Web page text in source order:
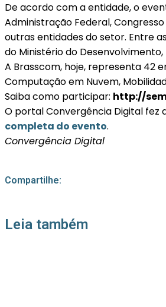
De acordo com a entidade, o
Administração Federal,
outras entidades do setor. Entre
do Ministério do
A Brasscom, hoje, representa 42
Computação em Nuvem,
Saiba como participar: http://
O portal Convergência Digital fez
completa do evento.
Convergência Digital
Compartilhe:
Leia também